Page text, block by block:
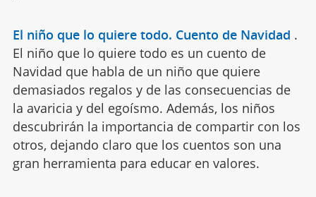
El niño que lo quiere todo. Cuento de Navidad .
El niño que lo quiere todo es un cuento de
Navidad que habla de un niño que quiere
demasiados regalos y de las consecuencias de
la avaricia y del egoísmo. Además, los niños
descubrirán la importancia de compartir con los
otros, dejando claro que los cuentos son una
gran herramienta para educar en valores.